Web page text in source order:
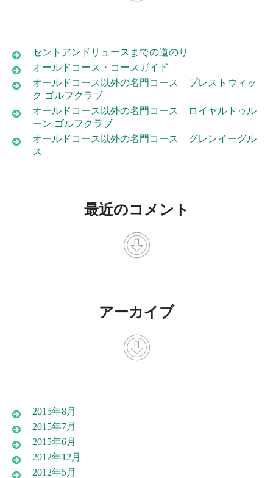
セントアンドリュースまでの道のり
オールドコース・コースガイド
オールドコース以外の名門コース – プレストウィッ
ク ゴルフクラブ
オールドコース以外の名門コース – ロイヤルトゥル
ーン ゴルフクラブ
オールドコース以外の名門コース – グレンイーグル
ス
最近のコメント
アーカイブ
2015年8月
2015年7月
2015年6月
2012年12月
2012年5月